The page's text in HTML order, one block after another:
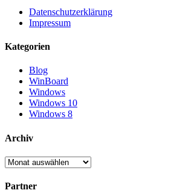
Datenschutzerklärung
Impressum
Kategorien
Blog
WinBoard
Windows
Windows 10
Windows 8
Archiv
Archiv
Partner